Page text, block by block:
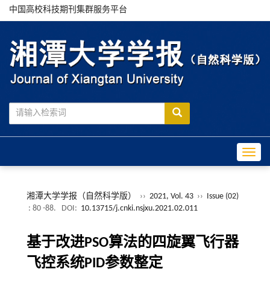
中国高校科技期刊集群服务平台
湘潭大学学报（自然科学版） ›› 2021, Vol. 43 ›› Issue (02)
: 80 -88.
DOI: 10.13715/j.cnki.nsjxu.2021.02.011
基于改进PSO算法的四旋翼飞行器
飞控系统PID参数整定